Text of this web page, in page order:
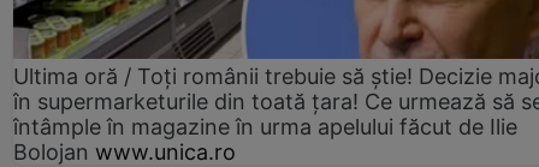
Ultima oră / Toți românii trebuie să știe! Decizie
în supermarketurile din toată țara! Ce urmează să
întâmple în magazine în urma apelului făcut de Ilie
Bolojan www.unica.ro